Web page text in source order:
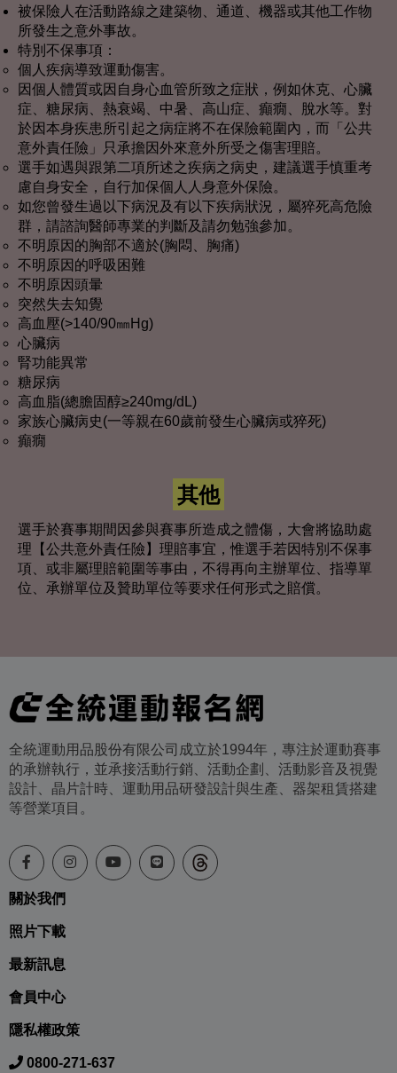
被保險人在活動路線之建築物、通道、機器或其他工作物
所發生之意外事故。
特別不保事項：
個人疾病導致運動傷害。
因個人體質或因自身心血管所致之症狀，例如休克、心臟
症、糖尿病、熱衰竭、中暑、高山症、癲癇、脫水等。對
於因本身疾患所引起之病症將不在保險範圍內，而「公共
意外責任險」只承擔因外來意外所受之傷害理賠。
選手如遇與跟第二項所述之疾病之病史，建議選手慎重考
慮自身安全，自行加保個人人身意外保險。
如您曾發生過以下病況及有以下疾病狀況，屬猝死高危險
群，請諮詢醫師專業的判斷及請勿勉強參加。
不明原因的胸部不適於(胸悶、胸痛)
不明原因的呼吸困難
不明原因頭暈
突然失去知覺
高血壓(>140/90㎜Hg)
心臟病
腎功能異常
糖尿病
高血脂(總膽固醇≥240mg/dL)
家族心臟病史(一等親在60歲前發生心臟病或猝死)
癲癇
其他
選手於賽事期間因參與賽事所造成之體傷，大會將協助處
理【公共意外責任險】理賠事宜，惟選手若因特別不保事
項、或非屬理賠範圍等事由，不得再向主辦單位、指導單
位、承辦單位及贊助單位等要求任何形式之賠償。
全統運動用品股份有限公司成立於1994年，專注於運動賽事
的承辦執行，並承接活動行銷、活動企劃、活動影音及視覺
設計、晶片計時、運動用品研發設計與生產、器架租賃搭建
等營業項目。
關於我們
照片下載
最新訊息
會員中心
隱私權政策
0800-271-637